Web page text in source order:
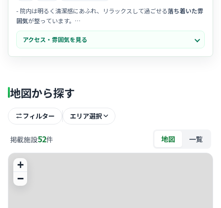
- 院内は明るく清潔感にあふれ、リラックスして過ごせる落ち着いた雰
囲気が整っています。
- 院長先生が穏やかで話しやすく、スタッフ同士もチームワークを大切
されている温かい職場です。
-ママさんナースも活躍しており、互いにフォローし合いながら笑顔で
アクセス・雰囲気を見る
地図から探す
フィルター エリア選択
掲載施設52件 地図 一覧
+
−